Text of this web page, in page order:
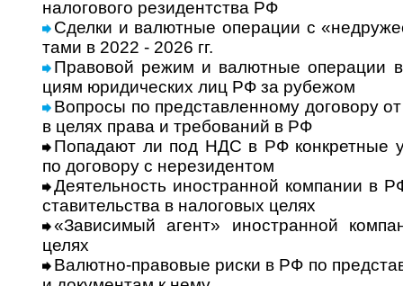
налогового резидентства РФ
Сделки и валют­ные опе­ра­ции с
тами в 2022 - 2026 гг.
Правовой режим и валютные операции
циям юри­ди­чес­ких лиц РФ за рубе­жом
Вопросы по представленному договору
в целях права и тре­бо­ва­ний в РФ
Попадают ли под НДС в РФ конкретные
по дого­вору с нере­зи­дентом
Деятельность иностранной компании в
ста­ви­те­ль­ства в нало­го­вых целях
«Зависимый агент» иностранной
целях
Валютно-правовые риски в РФ по